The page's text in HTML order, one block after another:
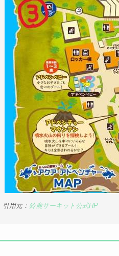
引用元： 鈴鹿サーキット公式HP